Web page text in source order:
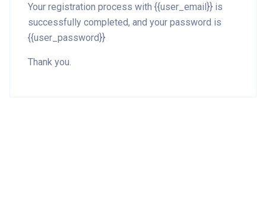
Your registration process with {{user_email}} is
successfully completed, and your password is
{{user_password}}
Thank you.